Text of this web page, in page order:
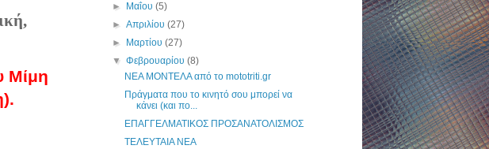
Μίμη
►
Μαΐου(5)
►Απριλίου(27)
►
Μαρτίου(27)
▼Φεβρουαρίου(8)
ΝΕΑ ΜΟΝΤΕΛΑ από το mototriti.gr
Πράγματα που το κινητό σου μπορεί να
κάνει (και πο...
ΕΠΑΓΓΕΛΜΑΤΙΚΟΣ ΠΡΟΣΑΝΑΤΟΛΙΣΜΟΣ
ΤΕΛΕΥΤΑΙΑ ΝΕΑ